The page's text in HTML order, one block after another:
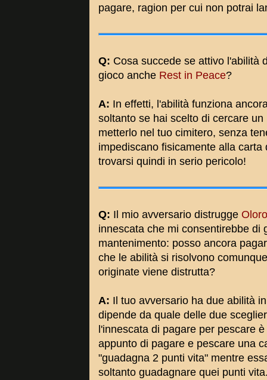
pagare, ragion per cui non potrai
Q: Cosa succede se attivo l'abilità
gioco anche Rest in Peace?
A: In effetti, l'abilità funziona
soltanto se hai scelto di cercare
metterlo nel tuo cimitero, senza
impediscano fisicamente alla
trovarsi quindi in serio pericolo!
Q: Il mio avversario distrugge
innescata che mi consentirebbe di
mantenimento: posso ancora
che le abilità si risolvono
originate viene distrutta?
A: Il tuo avversario ha due abilità
dipende da quale delle due
l'innescata di pagare per pescare
appunto di pagare e pescare una
"guadagna 2 punti vita" mentre
soltanto guadagnare quei punti